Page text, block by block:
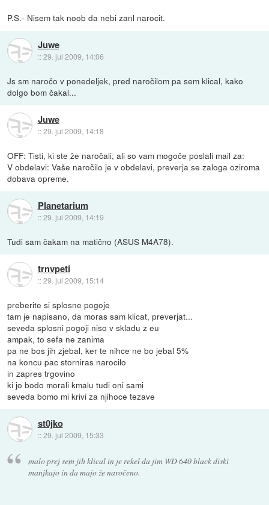
P.S.- Nisem tak noob da nebi zanl narocit.
Juwe
::29. jul 2009, 14:06
Js sm naročo v ponedeljek, pred naročilom pa sem klical, kako
dolgo bom čakal...
Juwe
::29. jul 2009, 14:18
OFF: Tisti, ki ste že naročali, ali so vam mogoče poslali mail za:
V obdelavi: Vaše naročilo je v obdelavi, preverja se zaloga oziroma
dobava opreme.
Planetarium
::29. jul 2009, 14:19
Tudi sam čakam na matično (ASUS M4A78).
trnvpeti
::29. jul 2009, 15:14
preberite si splosne pogoje
tam je napisano, da moras sam klicat, preverjat...
seveda splosni pogoji niso v skladu z eu
ampak, to sefa ne zanima
pa ne bos jih zjebal, ker te nihce ne bo jebal 5%
na koncu pac storniras narocilo
in zapres trgovino
ki jo bodo morali kmalu tudi oni sami
seveda bomo mi krivi za njihoce tezave
st0jko
::29. jul 2009, 15:33
malo prej sem jih klical in je rekel da jim WD 640 black diski
manjkajo in da majo že naročeno.